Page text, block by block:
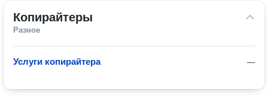
Копирайтеры
Разное
—
Услуги копирайтера